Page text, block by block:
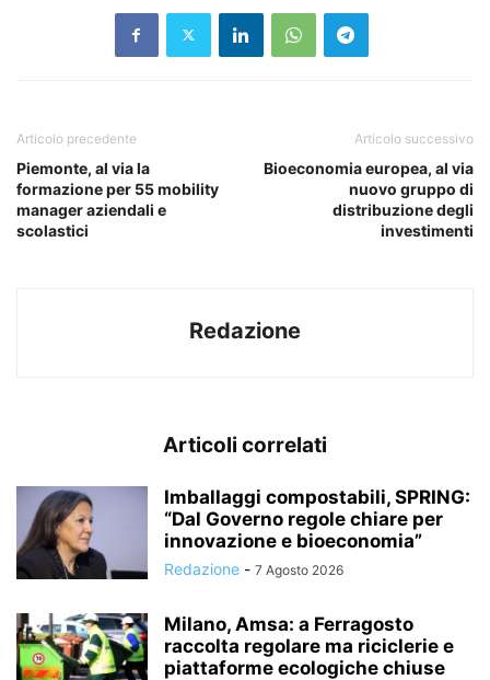
Articolo precedente
Piemonte, al via la
formazione per 55 mobility
manager aziendali e
scolastici
Articolo successivo
Bioeconomia europea, al via
nuovo gruppo di
distribuzione degli
investimenti
Redazione
Articoli correlati
Imballaggi compostabili, SPRING:
“Dal Governo regole chiare per
innovazione e bioeconomia”
Redazione - 7 Agosto 2026
Milano, Amsa: a Ferragosto
raccolta regolare ma riciclerie e
piattaforme ecologiche chiuse